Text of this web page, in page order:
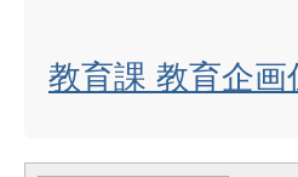
教育課 教育企